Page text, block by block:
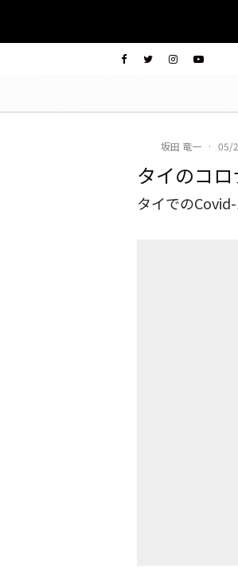
坂田 竜一 · 05/
タイのコ
タイでの